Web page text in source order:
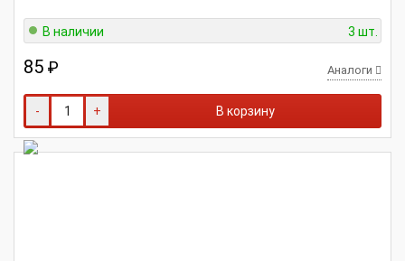
В наличии 3 шт.
85 ₽ Аналоги
- + В корзину